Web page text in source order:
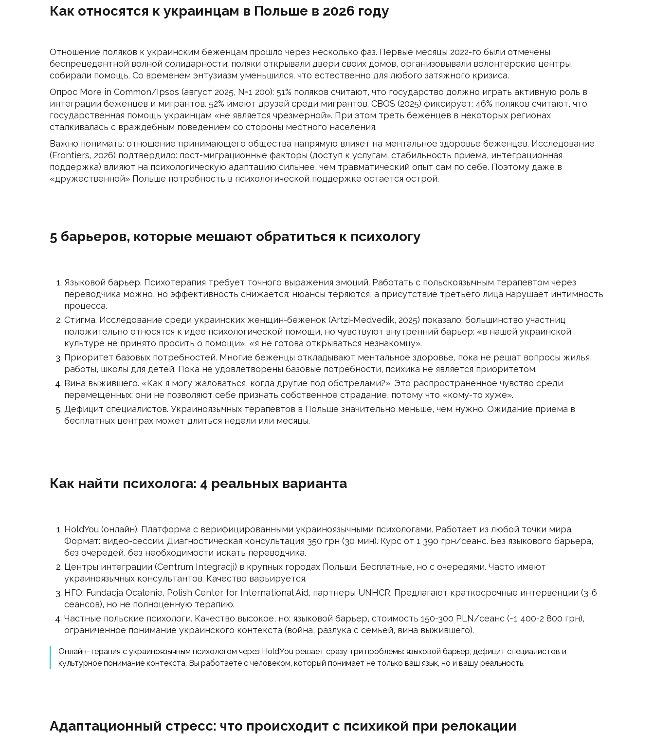
Как относятся к украинцам в Польше в 2026 году
Отношение поляков к украинским беженцам прошло через несколько фаз. Первые месяцы 2022-го были отмечены
беспрецедентной волной солидарности: поляки открывали двери своих домов, организовывали волонтерские центры,
собирали помощь. Со временем энтузиазм уменьшился, что естественно для любого затяжного кризиса.
Опрос More in Common/Ipsos (август 2025, N=1 200): 51% поляков считают, что государство должно играть активную роль в
интеграции беженцев и мигрантов. 52% имеют друзей среди мигрантов. CBOS (2025) фиксирует: 46% поляков считают, что
государственная помощь украинцам «не является чрезмерной». При этом треть беженцев в некоторых регионах
сталкивалась с враждебным поведением со стороны местного населения.
Важно понимать: отношение принимающего общества напрямую влияет на ментальное здоровье беженцев. Исследование
(Frontiers, 2026) подтвердило: пост-миграционные факторы (доступ к услугам, стабильность приема, интеграционная
поддержка) влияют на психологическую адаптацию сильнее, чем травматический опыт сам по себе. Поэтому даже в
«дружественной» Польше потребность в психологической поддержке остается острой.
5 барьеров, которые мешают обратиться к психологу
Языковой барьер. Психотерапия требует точного выражения эмоций. Работать с польскоязычным терапевтом через
переводчика можно, но эффективность снижается: нюансы теряются, а присутствие третьего лица нарушает интимность
процесса.
Стигма. Исследование среди украинских женщин-беженок (Artzi-Medvedik, 2025) показало: большинство участниц
положительно относятся к идее психологической помощи, но чувствуют внутренний барьер: «в нашей украинской
культуре не принято просить о помощи», «я не готова открываться незнакомцу».
Приоритет базовых потребностей. Многие беженцы откладывают ментальное здоровье, пока не решат вопросы жилья,
работы, школы для детей. Пока не удовлетворены базовые потребности, психика не является приоритетом.
Вина выжившего. «Как я могу жаловаться, когда другие под обстрелами?». Это распространенное чувство среди
перемещенных: они не позволяют себе признать собственное страдание, потому что «кому-то хуже».
Дефицит специалистов. Украиноязычных терапевтов в Польше значительно меньше, чем нужно. Ожидание приема в
бесплатных центрах может длиться недели или месяцы.
Как найти психолога: 4 реальных варианта
HoldYou (онлайн). Платформа с верифицированными украиноязычными психологами. Работает из любой точки мира.
Формат: видео-сессии. Диагностическая консультация 350 грн (30 мин). Курс от 1 390 грн/сеанс. Без языкового барьера,
без очередей, без необходимости искать переводчика.
Центры интеграции (Centrum Integracji) в крупных городах Польши. Бесплатные, но с очередями. Часто имеют
украиноязычных консультантов. Качество варьируется.
НГО: Fundacja Ocalenie, Polish Center for International Aid, партнеры UNHCR. Предлагают краткосрочные интервенции (3-6
сеансов), но не полноценную терапию.
Частные польские психологи. Качество высокое, но: языковой барьер, стоимость 150-300 PLN/сеанс (~1 400-2 800 грн),
ограниченное понимание украинского контекста (война, разлука с семьей, вина выжившего).
Онлайн-терапия с украиноязычным психологом через HoldYou решает сразу три проблемы: языковой барьер, дефицит специалистов и
культурное понимание контекста. Вы работаете с человеком, который понимает не только ваш язык, но и вашу реальность.
Адаптационный стресс: что происходит с психикой при релокации